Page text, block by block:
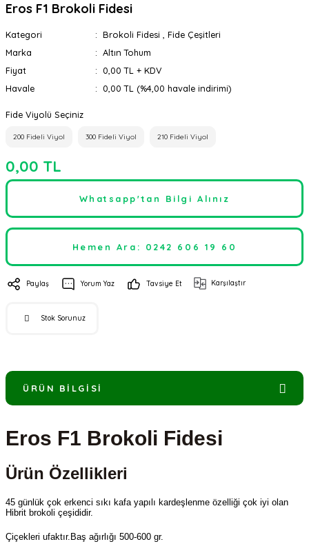
Eros F1 Brokoli Fidesi
Kategori Brokoli Fidesi
Fide Çeşitleri
Marka
Altın Tohum
Fiyat
0,00 TL + KDV
Havale
0,00 TL (%4,00 havale indirimi)
Fide Viyolü Seçiniz
200 Fideli Viyol 300 Fideli Viyol 210 Fideli Viyol
0,00 TL
Whatsapp'tan Bilgi Alınız
Hemen Ara: 0242 606 19 60
Paylaş Yorum Yaz Tavsiye Et Karşılaştır
Stok Sorunuz
ÜRÜN BILGISI
Eros F1 Brokoli Fidesi
Ürün Özellikleri
45 günlük çok erkenci sıkı kafa yapılı kardeşlenme özelliği çok iyi olan
Hibrit brokoli çeşididir.
Çiçekleri ufaktır.Baş ağırlığı 500-600 gr.